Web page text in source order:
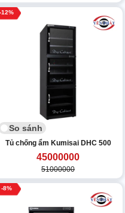
12
So sánh
Tủ chống ẩm Kumisai DHC 500
45000000
51000000
8